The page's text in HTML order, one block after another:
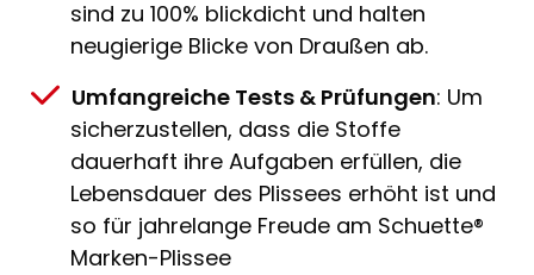
sind zu 100% blickdicht und halten
neugierige Blicke von Draußen ab.
Umfangreiche Tests & Prüfungen: Um
sicherzustellen, dass die Stoffe
dauerhaft ihre Aufgaben erfüllen, die
Lebensdauer des Plissees erhöht ist und
so für jahrelange Freude am Schuette®
Marken-Plissee